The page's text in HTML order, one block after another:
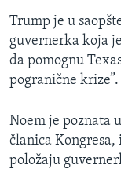
Trump je u
guvernerka koja
da pomognu
pogranične krize”.
Noem je poznata
članica
položaju